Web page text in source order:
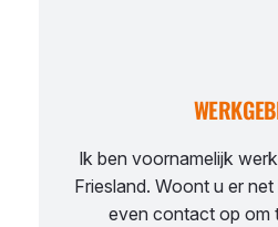
Ik ben voornamelijk
Friesland. Woont u er
even contact op om